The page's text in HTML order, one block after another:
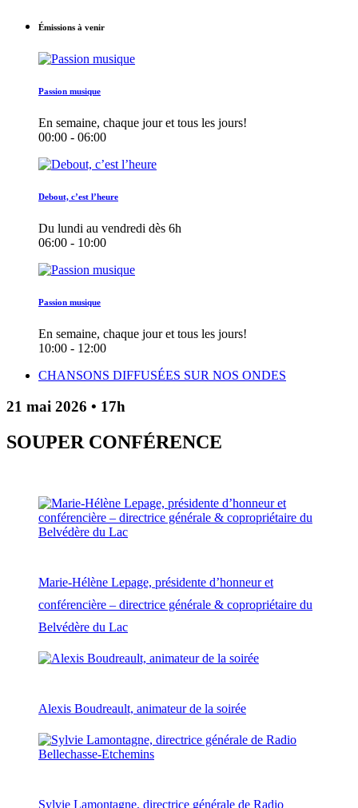
Émissions à venir
Passion musique
En semaine, chaque jour et tous les jours!
00:00 - 06:00
Debout, c’est l’heure
Du lundi au vendredi dès 6h
06:00 - 10:00
Passion musique
En semaine, chaque jour et tous les jours!
10:00 - 12:00
CHANSONS DIFFUSÉES SUR NOS ONDES
21 mai 2026 • 17h
SOUPER CONFÉRENCE
Marie-Hélène Lepage, présidente d’honneur et
conférencière – directrice générale & copropriétaire du
Belvédère du Lac
Alexis Boudreault, animateur de la soirée
Sylvie Lamontagne, directrice générale de Radio